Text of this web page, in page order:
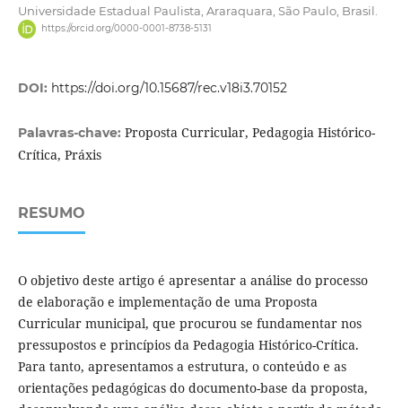
Universidade Estadual Paulista, Araraquara, São Paulo, Brasil.
https://orcid.org/0000-0001-8738-5131
DOI: https://doi.org/10.15687/rec.v18i3.70152
Palavras-chave: Proposta Curricular, Pedagogia Histórico-
Crítica, Práxis
RESUMO
O objetivo deste artigo é apresentar a análise do processo
de elaboração e implementação de uma Proposta
Curricular municipal, que procurou se fundamentar nos
pressupostos e princípios da Pedagogia Histórico-Crítica.
Para tanto, apresentamos a estrutura, o conteúdo e as
orientações pedagógicas do documento-base da proposta,